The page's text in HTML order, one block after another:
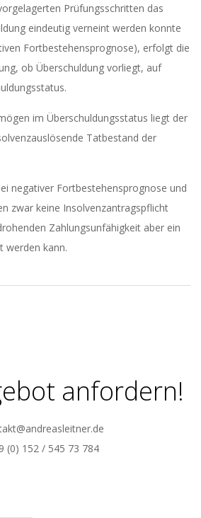
Prüfungsschritten das
eindeutig verneint werden konnte
Fortbestehensprognose), erfolgt die
ob Überschuldung vorliegt, auf
im Überschuldungsstatus liegt der
Tatbestand der
negativer Fortbestehensprognose und
zwar keine Insolvenzantragspflicht
Zahlungsunfähigkeit aber ein
werden kann.
anfordern!
(0) 152 / 545 73 784